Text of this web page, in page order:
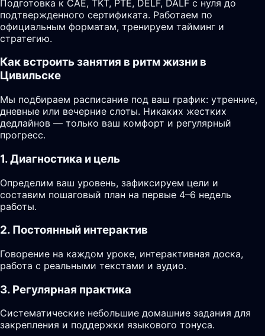
Подготовка к CAE, TKT, PTE, DELF, DALF с нуля до
подтвержденного сертификата. Работаем по
официальным форматам, тренируем тайминг и
стратегию.
Как встроить занятия в ритм жизни в
Цивильске
Мы подбираем расписание под ваш график: утренние,
дневные или вечерние слоты. Никаких жестких
дедлайнов — только ваш комфорт и регулярный
прогресс.
1. Диагностика и цель
Определим ваш уровень, зафиксируем цели и
составим пошаговый план на первые 4–6 недель
работы.
2. Постоянный интерактив
Говорение на каждом уроке, интерактивная доска,
работа с реальными текстами и аудио.
3. Регулярная практика
Систематические небольшие домашние задания для
закрепления и поддержки языкового тонуса.